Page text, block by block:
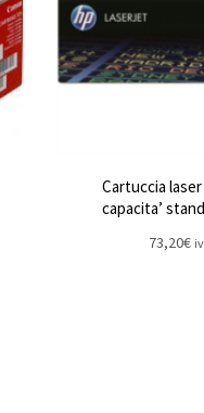
Cartuccia
capacita’
73,20€